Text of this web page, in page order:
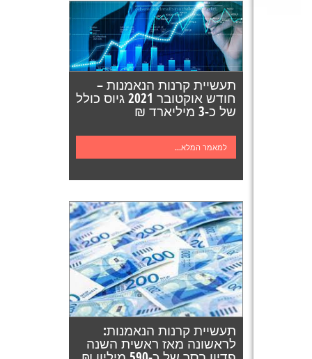
תעשיית קרנות הנאמנות –
חודש אוקטובר 2021 גיוס כולל
של כ-3 מיליארד ₪
למאמר המלא...
תעשיית קרנות הנאמנות:
לראשונה מאז ראשית השנה